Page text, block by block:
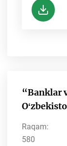
“Banklar
Raqam:
580